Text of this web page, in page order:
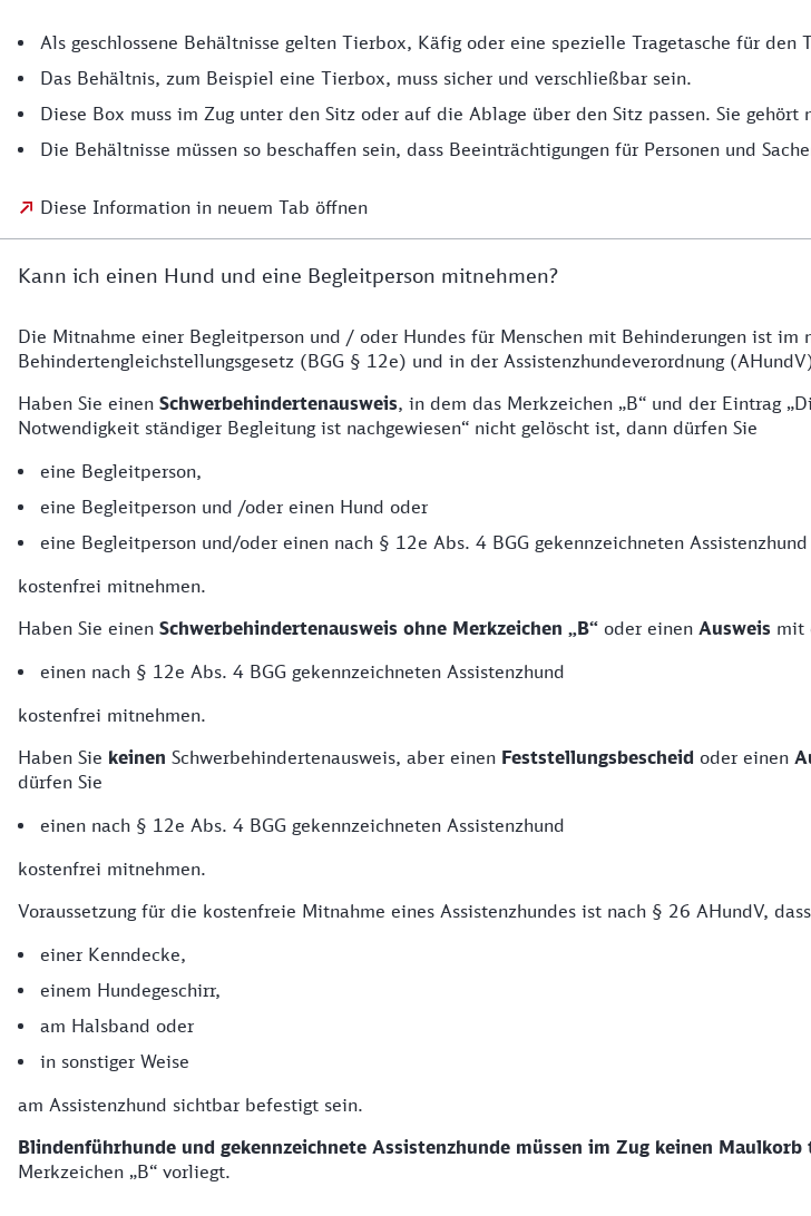
Als geschlossene Behältnisse gelten Tierbox, Käfig oder eine spezielle Tragetasche für den
Das Behältnis, zum Beispiel eine Tierbox, muss sicher und verschließbar sein.
Diese Box muss im Zug unter den Sitz oder auf die Ablage über den Sitz passen. Sie
Die Behältnisse müssen so beschaffen sein, dass Beeinträchtigungen für Personen und
Diese Information in neuem Tab öffnen
Kann ich einen Hund und eine Begleitperson mitnehmen?
Die Mitnahme einer Begleitperson und / oder Hundes für Menschen mit Behinderungen ist
Behindertengleichstellungsgesetz (BGG § 12e) und in der Assistenzhundeverordnung
Haben Sie einen Schwerbehindertenausweis, in dem das Merkzeichen „B“ und der Eintrag
Notwendigkeit ständiger Begleitung ist nachgewiesen“ nicht gelöscht ist, dann dürfen Sie
eine Begleitperson,
eine Begleitperson und /oder einen Hund oder
eine Begleitperson und/oder einen nach § 12e Abs. 4 BGG gekennzeichneten Assistenzhund
kostenfrei mitnehmen.
Haben Sie einen Schwerbehindertenausweis ohne Merkzeichen „B“ oder einen Ausweis mit
einen nach § 12e Abs. 4 BGG gekennzeichneten Assistenzhund
kostenfrei mitnehmen.
Haben Sie keinen Schwerbehindertenausweis, aber einen Feststellungsbescheid oder einen
dürfen Sie
einen nach § 12e Abs. 4 BGG gekennzeichneten Assistenzhund
kostenfrei mitnehmen.
Voraussetzung für die kostenfreie Mitnahme eines Assistenzhundes ist nach § 26 AHundV,
einer Kenndecke,
einem Hundegeschirr,
am Halsband oder
in sonstiger Weise
am Assistenzhund sichtbar befestigt sein.
Blindenführhunde und gekennzeichnete Assistenzhunde müssen im Zug keinen Maulkorb
Merkzeichen „B“ vorliegt.